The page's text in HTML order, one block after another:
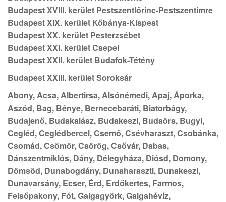
Budapest XVIII. kerület Pestszentlőrinc-Pestszentimre
Budapest XIX. kerület Kőbánya-Kispest
Budapest XX. kerület Pesterzsébet
Budapest XXI. kerület Csepel
Budapest XXII. kerület Budafok-Tétény
Budapest XXIII. kerület Soroksár
Abony, Acsa, Albertirsa, Alsónémedi, Apaj, Áporka,
Aszód, Bag, Bénye, Bernecebaráti, Biatorbágy,
Budajenő, Budakalász, Budakeszi, Budaörs, Bugyi,
Cegléd, Ceglédbercel, Csemő, Csévharaszt, Csobánka,
Csomád, Csömör, Csörög, Csővár, Dabas,
Dánszentmiklós, Dány, Délegyháza, Diósd, Domony,
Dömsöd, Dunabogdány, Dunaharaszti, Dunakeszi,
Dunavarsány, Ecser, Érd, Erdőkertes, Farmos,
Felsőpakony, Fót, Galgagyörk, Galgahévíz,